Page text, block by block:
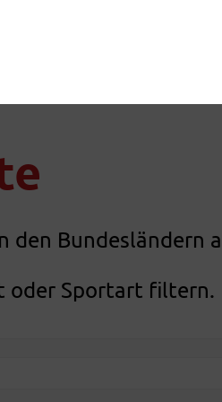
den Bundesländern
oder Sportart filtern.